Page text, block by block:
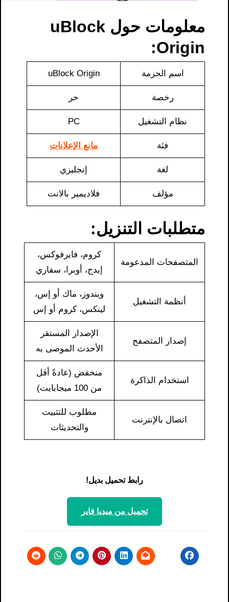
معلومات حول uBlock
Origin:
اسم الحزمة uBlock Origin
رخصة حر
نظام التشغيل PC
فئة مانع الإعلانات
لغة إنجليزي
مؤلف فلاديمير بالانت
متطلبات التنزيل:
المتصفحات المدعومة
كروم، فايرفوكس،
إيدج، أوبرا، سفاري
أنظمة التشغيل
ويندوز، ماك أو إس،
لينكس، كروم أو إس
إصدار المتصفح
الإصدار المستقر
الأحدث الموصى به
استخدام الذاكرة
منخفض (عادةً أقل
من 100 ميجابايت)
اتصال بالإنترنت
مطلوب للتثبيت
والتحديثات
رابط تحميل بديل!
تحميل من ميديا ​​فاير